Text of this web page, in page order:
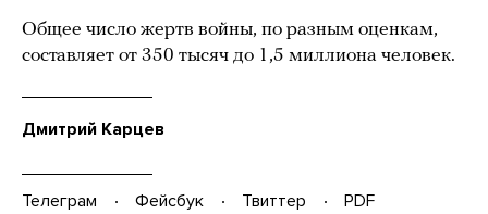
Общее число жертв войны, по разным оценкам,
составляет от 350 тысяч до 1,5 миллиона человек.
Дмитрий Карцев
Телеграм Фейсбук Твиттер
PDF